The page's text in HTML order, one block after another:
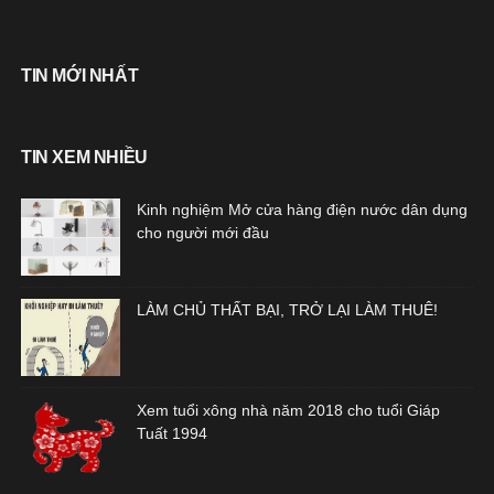
TIN MỚI NHẤT
TIN XEM NHIỀU
Kinh nghiệm Mở cửa hàng điện nước dân dụng
cho người mới đầu
LÀM CHỦ THẤT BẠI, TRỞ LẠI LÀM THUÊ!
Xem tuổi xông nhà năm 2018 cho tuổi Giáp
Tuất 1994